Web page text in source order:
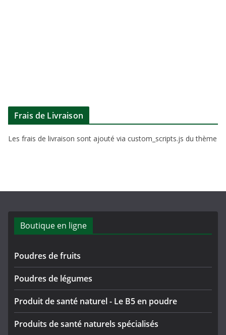
Frais de Livraison
Les frais de livraison sont ajouté via custom_scripts.js du thème
Boutique en ligne
Poudres de fruits
Poudres de légumes
Produit de santé naturel - Le B5 en poudre
Produits de santé naturels spécialisés